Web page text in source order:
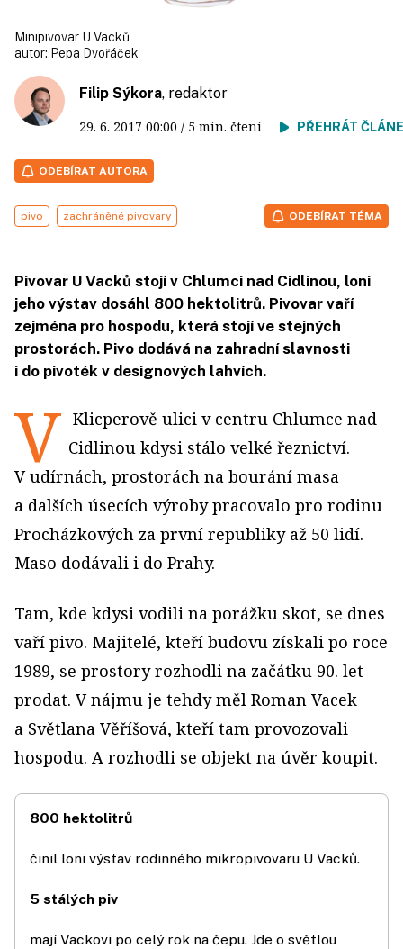
Minipivovar U Vacků
autor: Pepa Dvořáček
Filip Sýkora, redaktor
29. 6. 2017 00:00 / 5 min. čtení PŘEHRÁT
ODEBÍRAT AUTORA
pivo zachráněné pivovary ODEBÍRAT TÉMA
Pivovar U Vacků stojí v Chlumci nad Cidlinou, loni
jeho výstav dosáhl 800 hektolitrů. Pivovar vaří
zejména pro hospodu, která stojí ve stejných
prostorách. Pivo dodává na zahradní slavnosti
i do pivoték v designových lahvích.
V Klicperově ulici v centru Chlumce nad
Cidlinou kdysi stálo velké řeznictví.
V udírnách, prostorách na bourání masa
a dalších úsecích výroby pracovalo pro rodinu
Procházkových za první republiky až 50 lidí.
Maso dodávali i do Prahy.
Tam, kde kdysi vodili na porážku skot, se dnes
vaří pivo. Majitelé, kteří budovu získali po roce
1989, se prostory rozhodli na začátku 90. let
prodat. V nájmu je tehdy měl Roman Vacek
a Světlana Věříšová, kteří tam provozovali
hospodu. A rozhodli se objekt na úvěr koupit.
800 hektolitrů
činil loni výstav rodinného mikropivovaru U Vacků.
5 stálých piv
mají Vackovi po celý rok na čepu. Jde o světlou